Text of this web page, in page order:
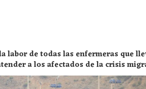
labor de todas las enfermeras que
a los afectados de la crisis